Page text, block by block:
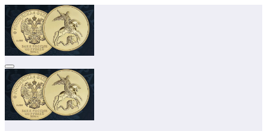
Перейти
содержимому